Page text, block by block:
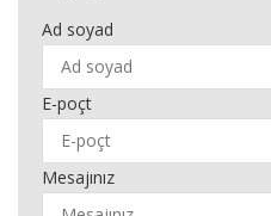
Ad soyad
E-poçt
Mesajınız